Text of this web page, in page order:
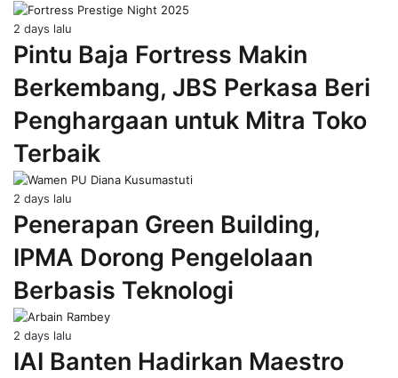
2 days lalu
Pintu Baja Fortress Makin
Berkembang, JBS Perkasa Beri
Penghargaan untuk Mitra Toko
Terbaik
2 days lalu
Penerapan Green Building,
IPMA Dorong Pengelolaan
Berbasis Teknologi
2 days lalu
IAI Banten Hadirkan Maestro